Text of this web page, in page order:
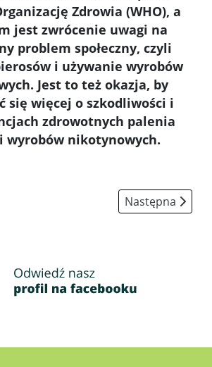
Zdrowia (WHO), a
jest zwrócenie uwagi na
problem społeczny, czyli
i używanie wyrobów
Jest to też okazja, by
się więcej o szkodliwości i
zdrowotnych palenia
nikotynowych.
Następna
Następna